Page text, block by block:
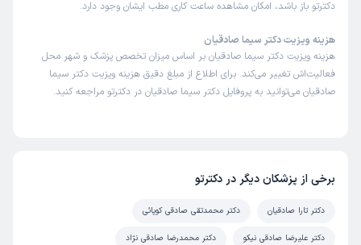
دکترتو باز باشد، امکان مشاهده ساعت کاری مطب ایشان وجود دارد.
هزینه ویزیت دکتر سیما صادقیان
هزینه ویزیت دکتر سیما صادقیان بر اساس میزان تخصص پزشک و شهر محل
فعالیت‌اش تغییر می‌کند. برای اطلاع از مبلغ دقیق هزینه ویزیت دکتر سیما
صادقیان می‌توانید به پروفایل دکتر سیما صادقیان در دکترتو مراجعه کنید.
برخی از پزشکان دیگر در دکترتو
دکتر تارا صادقیان دکتر محمدتقی صادقی کوپائی
دکتر علیرضا صادقی نیکو دکتر محمدرضا صادقی نژاد